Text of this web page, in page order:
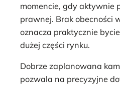
momencie, gdy aktywnie
prawnej. Brak obecności
oznacza praktycznie
dużej części rynku.
Dobrze zaplanowana
pozwala na precyzyjne